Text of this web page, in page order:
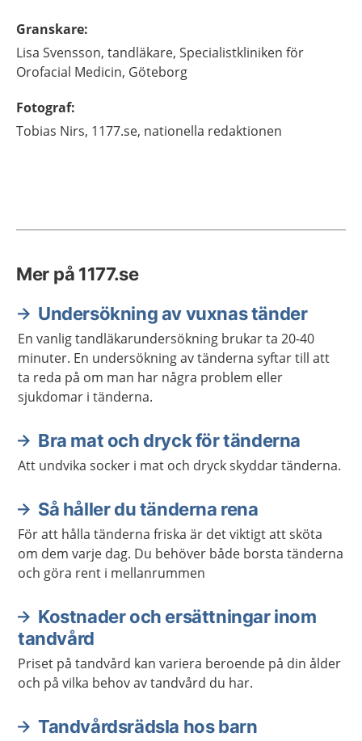
Granskare:
Lisa Svensson, tandläkare, Specialistkliniken för
Orofacial Medicin, Göteborg
Fotograf:
Tobias Nirs, 1177.se, nationella redaktionen
Mer på 1177.se
Undersökning av vuxnas tänder
En vanlig tandläkarundersökning brukar ta 20-40
minuter. En undersökning av tänderna syftar till att
ta reda på om man har några problem eller
sjukdomar i tänderna.
Bra mat och dryck för tänderna
Att undvika socker i mat och dryck skyddar tänderna.
Så håller du tänderna rena
För att hålla tänderna friska är det viktigt att sköta
om dem varje dag. Du behöver både borsta tänderna
och göra rent i mellanrummen
Kostnader och ersättningar inom
tandvård
Priset på tandvård kan variera beroende på din ålder
och på vilka behov av tandvård du har.
Tandvårdsrädsla hos barn